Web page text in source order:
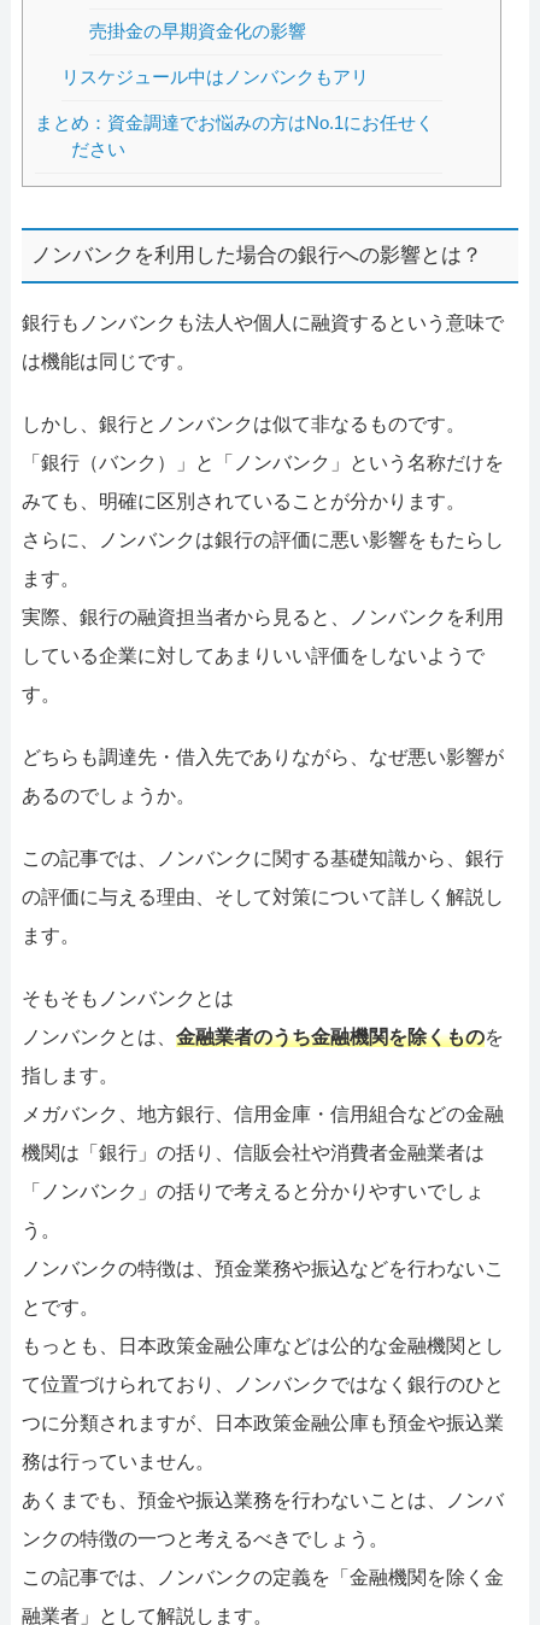
売掛金の早期資金化の影響
リスケジュール中はノンバンクもアリ
まとめ：資金調達でお悩みの方はNo.1にお任せく
ださい
ノンバンクを利用した場合の銀行への影響とは？
銀行もノンバンクも法人や個人に融資するという意味で
は機能は同じです。
しかし、銀行とノンバンクは似て非なるものです。
「銀行（バンク）」と「ノンバンク」という名称だけを
みても、明確に区別されていることが分かります。
さらに、ノンバンクは銀行の評価に悪い影響をもたらし
ます。
実際、銀行の融資担当者から見ると、ノンバンクを利用
している企業に対してあまりいい評価をしないようで
す。
どちらも調達先・借入先でありながら、なぜ悪い影響が
あるのでしょうか。
この記事では、ノンバンクに関する基礎知識から、銀行
の評価に与える理由、そして対策について詳しく解説し
ます。
そもそもノンバンクとは
ノンバンクとは、 金融業者のうち金融機関を除くものを
指します。
メガバンク、地方銀行、信用金庫・信用組合などの金融
機関は「銀行」の括り、信販会社や消費者金融業者は
「ノンバンク」の括りで考えると分かりやすいでしょ
う。
ノンバンクの特徴は、預金業務や振込などを行わないこ
とです。
もっとも、日本政策金融公庫などは公的な金融機関とし
て位置づけられており、ノンバンクではなく銀行のひと
つに分類されますが、日本政策金融公庫も預金や振込業
務は行っていません。
あくまでも、預金や振込業務を行わないことは、ノンバ
ンクの特徴の一つと考えるべきでしょう。
この記事では、ノンバンクの定義を「金融機関を除く金
融業者」として解説します。